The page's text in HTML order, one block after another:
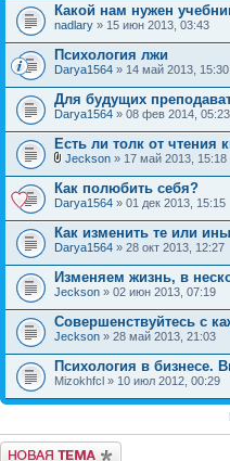
Какой нам нужен
nadlary » 15 июн 2013, 03:43
Психология лжи
Darya1564 » 14 май 2013, 15:30
Для будущих
Darya1564 » 08 фев 2014, 05:23
Есть ли толк от чтения
Jeckson » 17 май 2013, 15:18
Как полюбить себя?
Darya1564 » 01 дек 2013, 15:15
Как изменить те или
Darya1564 » 28 окт 2013, 12:27
Изменяем жизнь, в
Jeckson » 02 июн 2013, 07:19
Совершенствуйтесь с
Jeckson » 28 май 2013, 21:03
Психология в бизнесе.
Mizokhfcl » 10 июл 2012, 00:29
Новая тема